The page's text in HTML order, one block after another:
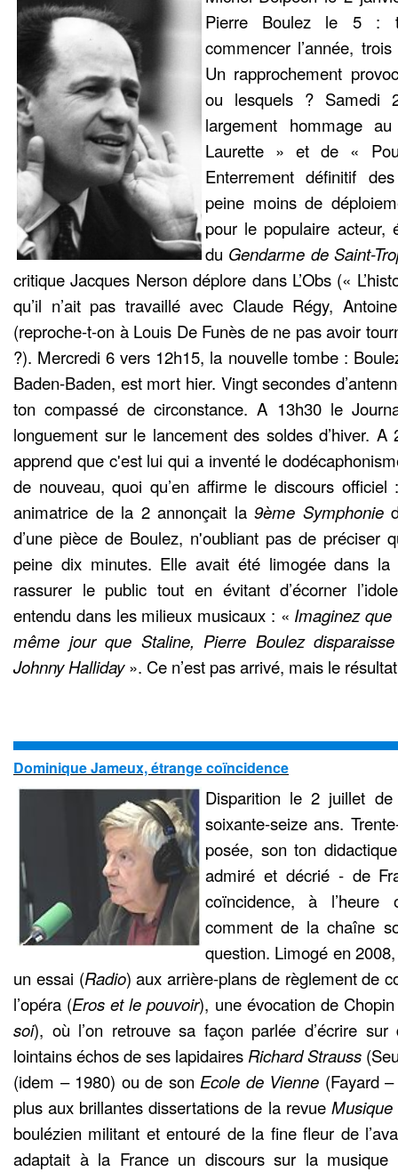
Pierre Boulez le 5 :
commencer l’année,
Un rapprochement
ou lesquels ? Samedi
largement hommage
Laurette » et de «
Enterrement définitif
peine moins de
pour le populaire acteur,
du Gendarme de Saint-
critique Jacques Nerson déplore dans L’Obs («
qu’il n’ait pas travaillé avec Claude Régy,
(reproche-t-on à Louis De Funès de ne pas avoir
?). Mercredi 6 vers 12h15, la nouvelle tombe :
Baden-Baden, est mort hier. Vingt secondes
ton compassé de circonstance. A 13h30 le
longuement sur le lancement des soldes d’hiver.
apprend que c'est lui qui a inventé le
de nouveau, quoi qu’en affirme le discours
animatrice de la 2 annonçait la9ème Symphonie
d’une pièce de Boulez, n'oubliant pas de préciser
peine dix minutes. Elle avait été limogée dans la
rassurer le public tout en évitant d’écorner
entendu dans les milieux musicaux : « Imaginez
même jour que Staline, Pierre Boulez
Johnny Halliday». Ce n’est pas arrivé, mais le
Dominique Jameux, étrange coïncidence
Disparition le 2 juillet
soixante-seize ans.
posée, son ton
admiré et décrié - de
coïncidence, à
comment de la chaîne
question. Limogé en
un essai (Radio) aux arrière-plans de règlement de
l’opéra (Eros et le pouvoir), une évocation de
soi), où l’on retrouve sa façon parlée d’écrire sur
lointains échos de ses lapidairesRichard Strauss
(idem – 1980) ou de sonEcole de Vienne (Fayard
plus aux brillantes dissertations de la revue
boulézien militant et entouré de la fine fleur de
adaptait à la France un discours sur la musique